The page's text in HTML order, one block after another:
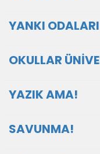
YANKI ODALARI
OKULLAR
YAZIK AMA!
SAVUNMA!